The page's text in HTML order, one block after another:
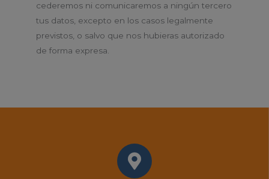
cederemos ni comunicaremos a ningún tercero
tus datos, excepto en los casos legalmente
previstos, o salvo que nos hubieras autorizado
de forma expresa.